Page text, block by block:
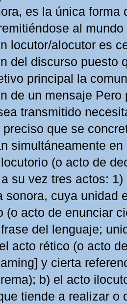
es la única forma
al
locutor/alocutor es
del discurso puesto
principal la
de un mensaje Pero
transmitido
que se
simultáneamente
(o acto de
su vez tres actos:
sonora, cuya unidad
(o acto de enunciar
del lenguaje;
acto rético (o acto
y cierta
b) el acto
tiende a realizar o